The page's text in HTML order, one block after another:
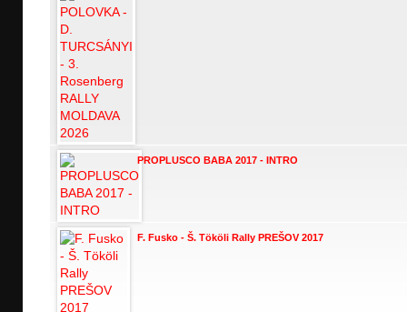
PROPLUSCO BABA 2017 - INTRO
F. Fusko - Š. Tököli Rally PREŠOV 2017